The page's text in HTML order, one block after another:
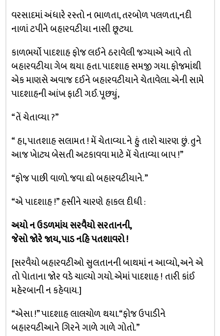
વરસાદમાં અંધારે રસ્તો ન ભાળતા, તરબોળ પલળતા,નદી
નાળાં ટપીને બહારવટીયા નાસી છૂટ્યા.
કાળભર્યો પાદશાહ ફોજ લઈને ઠરાવેલી જગ્યાએ આવે તો
બહારવટીયા ગેબ થયા હતા. પાદશાહ સમજી ગયા. ફોજમાંથી
એક માણસે અવાજ દઈને બહારવટીયાને ચેતાવેલા. એની સામે
પાદશાહની આંખ ફાટી ગઈ. પૂછ્યું,
“તેં ચેતાવ્યા ?”
“ હા, પાતશાહ સલામત ! મેં ચેતાવ્યા. ને હું તારો ચારણ છું. તુને
આજ ખેાટ્ય બેસતી અટકાવવા માટે મેં ચેતાવ્યા બાપ !”
“ફોજ પાછી વાળો. જવા દ્યો બહારવટીયાને. ”
“એ પાદશાહ !” હસીને ચારણે હાકલ દીધી :
અયો ન ઉડળમાંય સરવૈયો સરતાનની,
જેસો જોરે જાય, પાડ નહિ પતશાવરો !
[સરવૈયો બહારવટીઓ સુલતાનની બાથમાં ન આવ્યો, અને એ
તો પેાતાના જોર વડે ચાલ્યો ગયો. એમાં પાદશાહ ! તારી કાંઈ
મહેરબાની ન કહેવાય.]
“એસા !” પાદશાહ લાલચોળ થયા. “ફોજ ઉપાડીને
બહારવટીઆને ગિરને ગાળે ગાળે ગોતો.”